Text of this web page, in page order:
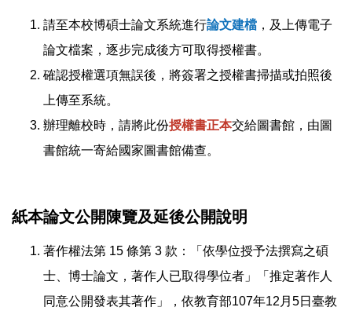
請至本校博碩士論文系統進行論文建檔 ，及上傳電子
論文檔案，逐步完成後方可取得授權書。
確認授權選項無誤後，將簽署之授權書掃描或拍照後
上傳至系統。
辦理離校時，請將此份授權書正本交給圖書館，由圖
書館統一寄給國家圖書館備查。
紙本論文公開陳覽及延後公開說明
著作權法第 15 條第 3 款：「依學位授予法撰寫之碩
士、博士論文，著作人已取得學位者」「推定著作人
同意公開發表其著作」，依教育部107年12月5日臺教